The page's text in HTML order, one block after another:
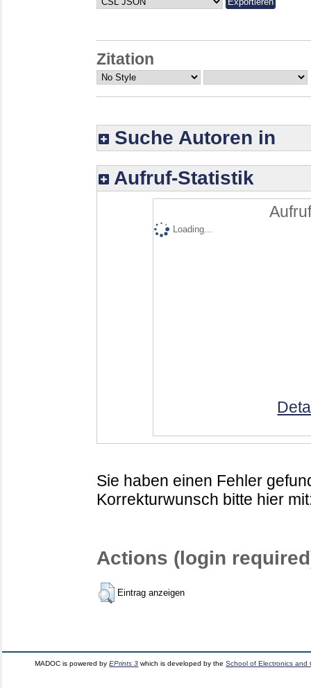
Zitation
Suche Autoren in
Aufruf-Statistik
Loading...
Sie haben einen Fehler
Korrekturwunsch bitte hier
Actions (login
Eintrag anzeigen
MADOC is powered byEPrints 3 which is developed by theSchool of Electronics and